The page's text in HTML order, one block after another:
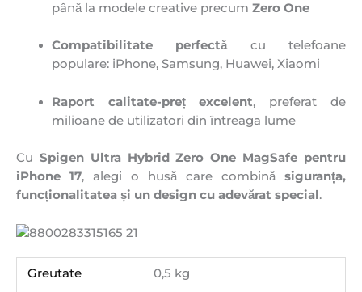
până la modele creative precum Zero One
Compatibilitate perfectăcu telefoane
populare: iPhone, Samsung, Huawei, Xiaomi
Raport calitate-preț excelent, preferat de
milioane de utilizatori din întreaga lume
Cu Spigen Ultra Hybrid Zero One MagSafe pentru
iPhone 17, alegi o husă care combină siguranța,
funcționalitatea și un design cu adevărat special.
Greutate 0,5 kg